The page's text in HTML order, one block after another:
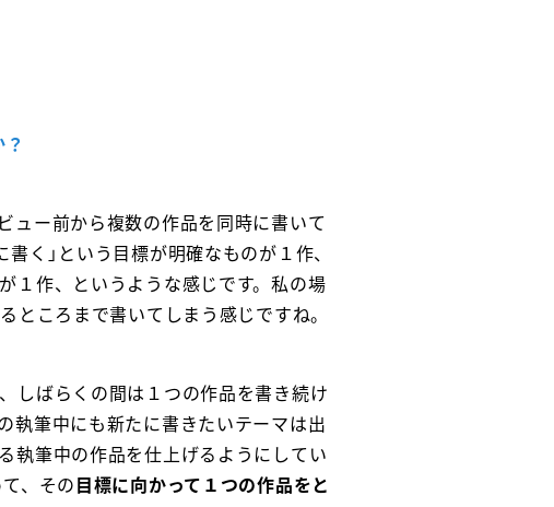
ュー前から複数の作品を同時に書いて
く」という目標が明確なものが１作、
１作、というような感じです。私の場
ところまで書いてしまう感じですね。
しばらくの間は１つの作品を書き続け
執筆中にも新たに書きたいテーマは出
執筆中の作品を仕上げるようにしてい
、その目標に向かって１つの作品をと